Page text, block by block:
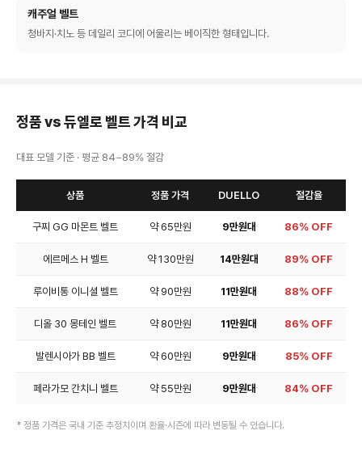
캐주얼 벨트
청바지·치노 등 데일리 코디에 어울리는 베이직한 형태입니다.
정품 vs 듀엘로 벨트 가격 비교
대표 모델 기준 · 평균 84~89% 절감
상품 정품 가격 DUELLO 절감율
구찌 GG 마몬트 벨트 약 65만원 9만원대 86% OFF
에르메스 H 벨트 약 130만원 14만원대 89% OFF
루이비통 이니셜 벨트 약 90만원 11만원대 88% OFF
디올 30 몽테인 벨트 약 80만원 11만원대 86% OFF
발렌시아가 BB 벨트 약 60만원 9만원대 85%OFF
페라가모 간치니 벨트 약 55만원 9만원대 84% OFF
* 정품 가격은 국내 기준 추정치이며 환율·시즌에 따라 변동될 수 있습니다.